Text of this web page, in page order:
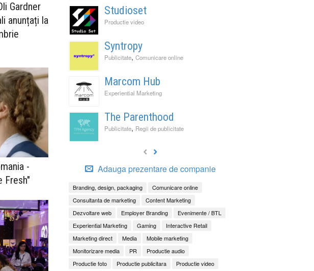
Gardner
anunțați la
-
Fresh"
Studioset
Productie video
Syntropy
Publicitate, Comunicare online
Marcom Hub
Experiential Marketing
The Parenthood
Publicitate, Regii de publicitate
Adauga prezentare de companie
Branding, design, packaging
Comunicare online
Consultanta de marketing
Content Marketing
Dezvoltare web
Employer Branding
Evenimente / BTL
Experiential Marketing
Gaming
Interactive Retail
Marketing direct
Media
Mobile marketing
Monitorizare media
PR
Productie audio
Productie foto
Productie publicitara
Productie video